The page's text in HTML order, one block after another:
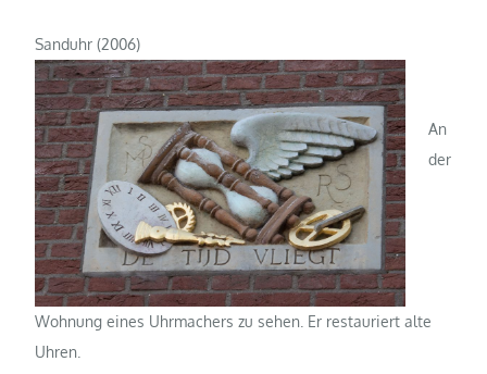
Sanduhr (2006)
An
der
Wohnung eines Uhrmachers zu sehen. Er restauriert alte
Uhren.